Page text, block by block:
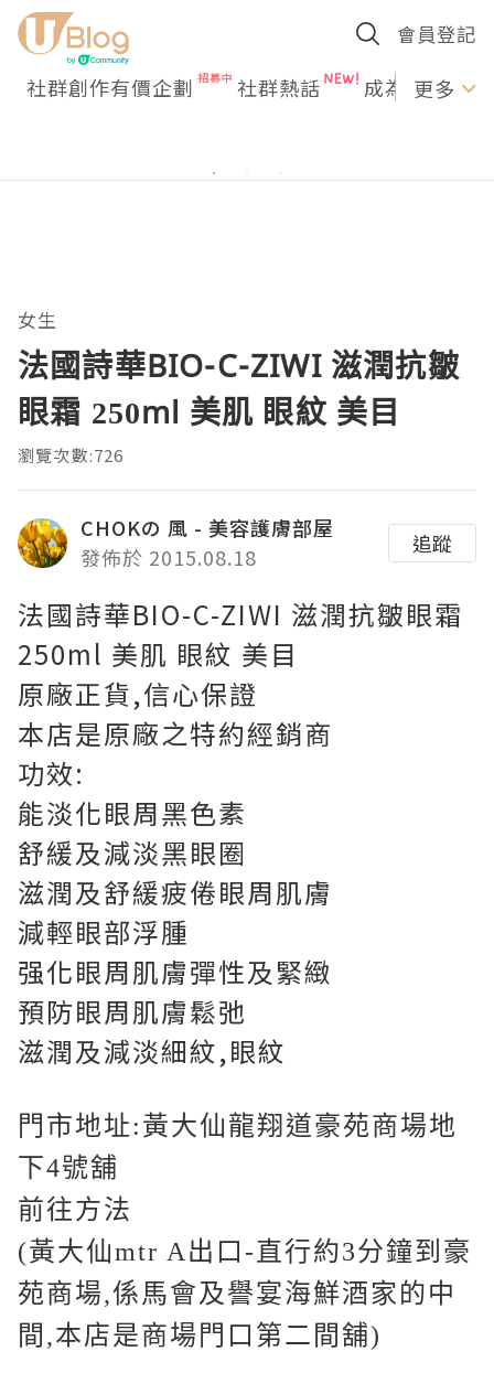
會員登記
社群創作有價企劃 社群熱話 成為U更多
女生
法國詩華BIO-C-ZIWI 滋潤抗皺
眼霜 250ml 美肌 眼紋 美目
瀏覽次數:726
CHOKの 風 - 美容護膚部屋
發佈於 2015.08.18
追蹤
法國詩華BIO-C-ZIWI 滋潤抗皺眼霜
250ml 美肌 眼紋 美目
原廠正貨,信心保證
本店是原廠之特約經銷商
功效:
能淡化眼周黑色素
舒緩及減淡黑眼圈
滋潤及舒緩疲倦眼周肌膚
減輕眼部浮腫
强化眼周肌膚彈性及緊緻
預防眼周肌膚鬆弛
滋潤及減淡細紋,眼紋
門市地址:黃大仙龍翔道豪苑商場地
下4號舖
前往方法
(黃大仙mtr A出口-直行約3分鐘到豪
苑商場,係馬會及譽宴海鮮酒家的中
間,本店是商場門口第二間舖)